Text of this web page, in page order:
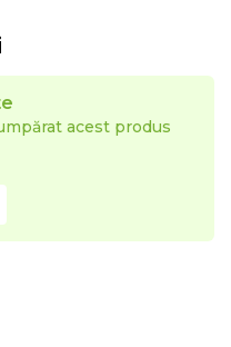
acest produs